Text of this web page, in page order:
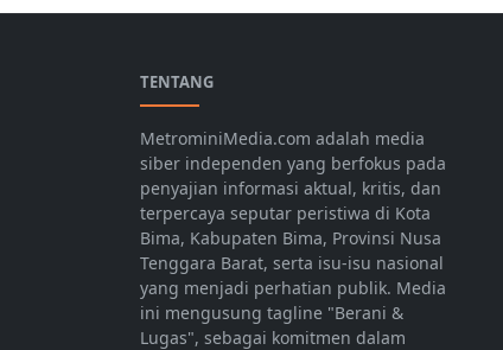
TENTANG
MetrominiMedia.com adalah media
siber independen yang berfokus pada
penyajian informasi aktual, kritis, dan
terpercaya seputar peristiwa di Kota
Bima, Kabupaten Bima, Provinsi Nusa
Tenggara Barat, serta isu-isu nasional
yang menjadi perhatian publik. Media
ini mengusung tagline "Berani &
Lugas", sebagai komitmen dalam